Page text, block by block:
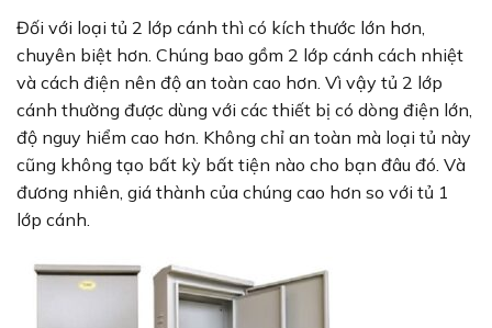
Đối với loại tủ 2 lớp cánh thì có kích thước lớn hơn,
chuyên biệt hơn. Chúng bao gồm 2 lớp cánh cách nhiệt
và cách điện nên độ an toàn cao hơn. Vì vậy tủ 2 lớp
cánh thường được dùng với các thiết bị có dòng điện lớn,
độ nguy hiểm cao hơn. Không chỉ an toàn mà loại tủ này
cũng không tạo bất kỳ bất tiện nào cho bạn đâu đó. Và
đương nhiên, giá thành của chúng cao hơn so với tủ 1
lớp cánh.